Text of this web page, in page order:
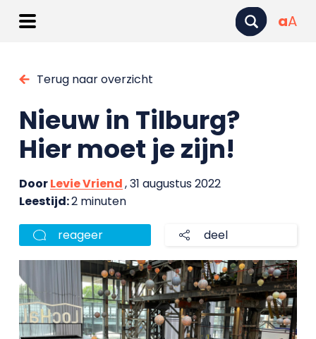
aA
Terug naar overzicht
Nieuw in Tilburg?
Hier moet je zijn!
DoorLevie Vriend, 31 augustus 2022
Leestijd:2 minuten
reageer deel